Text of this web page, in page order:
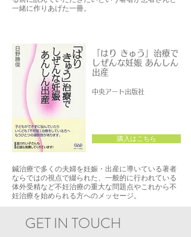
一緒に作りあげた一冊。
「はり きゅう」治療で
しぜんな妊娠 あんしん
出産
中央アート出版社
購入はこちら
鍼治療で多くの夫婦を妊娠・出産に導いている著者
ならではの視点で綴られた、一般的に行われている
体外受精など不妊治療の重大な問題点やこれから不
妊治療を始められる方へのメッセージ。
GET IN TOUCH